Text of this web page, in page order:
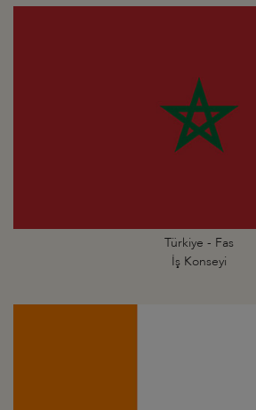
Türkiye - Fas
İş Konseyi